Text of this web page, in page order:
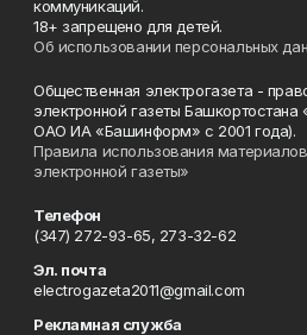
коммуникаций.
18+ запрещено для детей.
Об использовании персональных
Общественная электрогазета -
электронной газеты
ОАО ИА «Башинформ» с 2001 года).
Правила использования
электронной газеты»
Телефон
(347) 272-93-65, 273-32-62
Эл. почта
electrogazeta2011@gmail.com
Рекламная служба